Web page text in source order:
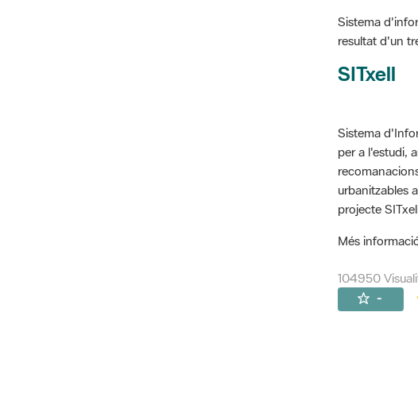
Sistema
resultat d'un
SITxell
Sistema
per a l'estudi,
urbanitzables
projecte
Més
104950
-